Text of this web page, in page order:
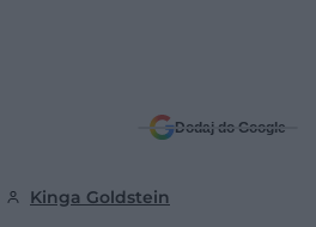
Dodaj do Google
Kinga Goldstein